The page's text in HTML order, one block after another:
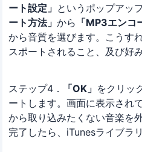
ート設定」 というポップアッ
ート方法」から 「MP3エンコ
から音質を選びます。こうす
スポートされること、及び好
ステップ4． 「OK」 をクリッ
ートします。画面に表示され
から取り込みたくない音楽を
完了したら、iTunesライブラ